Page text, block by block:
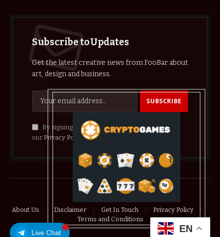
Live Chat
Subscribe to Updates
Get the latest creative news from FooBar about
art, design and business.
By signing up, you agree to the our terms and
our Privacy Policyagreement.
© 2026 crypthelist
About Us Disclaimer Get In Touch
Privacy Policy
Terms and Conditions
EN